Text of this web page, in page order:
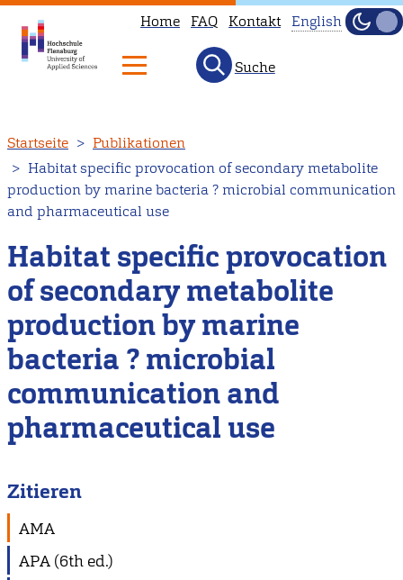
zum
Inhalt
Home FAQ Kontakt
available
in
Head
our
English
Hell
Suche
Startseite
Publikationen
Habitat specific provocation of secondary metabolite
production by marine bacteria ? microbial communication
and pharmaceutical use
Habitat specific provocation
of secondary metabolite
production by marine
bacteria ? microbial
communication and
pharmaceutical use
Zitieren
AMA
APA (6th ed.)